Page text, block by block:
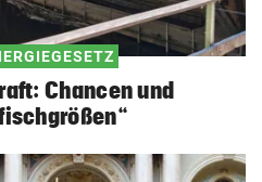
Chancen und